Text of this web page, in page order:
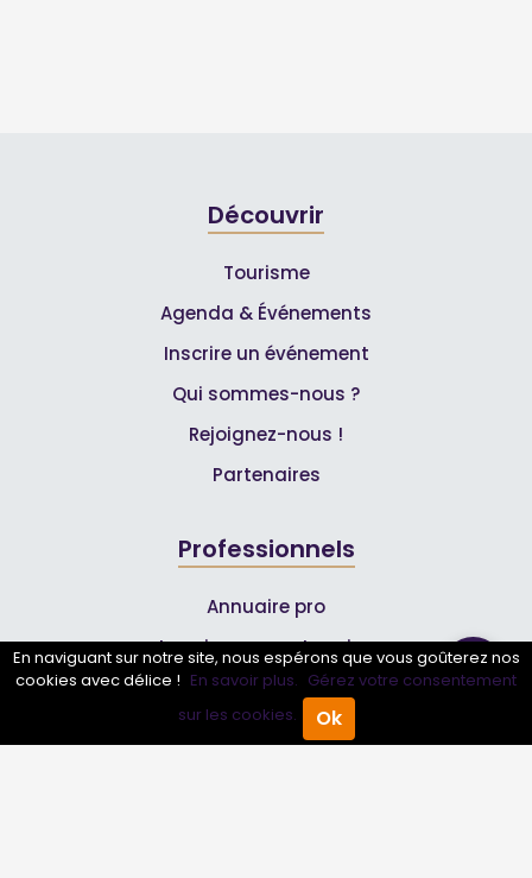
Annuaire Pro Agenda
Découvrir
Tourisme
Agenda & Événements
Inscrire un événement
Qui sommes-nous ?
Rejoignez-nous !
Partenaires
Professionnels
Annuaire pro
Inscrire mon entreprise
Les Abonnements Pros
En naviguant sur notre site, nous espérons que vous goûterez nos
cookies avec délice ! En savoir plus. Gérez votre consentement
sur les cookies.
Ok